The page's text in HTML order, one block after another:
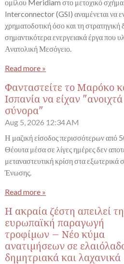
ομίλου Meridiam στο μετοχικό
Interconnector (GSI) αναμένεται να
χρηματοδοτική όσο και τη στρατηγική
σημαντικότερα ενεργειακά έργα που
Ανατολική Μεσόγειο.
Read more »
Φανταστείτε το Μαρόκο
Ισπανία να είχαν "ανοιχτά
σύνορα"
Aug 5, 2026 12:34 AM
Η μαζική είσοδος περισσότερων από
Θέουτα μέσα σε λίγες ημέρες δεν
μεταναστευτική κρίση στα
Ένωσης.
Read more »
Η ακραία ζέστη απειλεί
ευρωπαϊκή παραγωγή
τροφίμων – Νέο κύμα
ανατιμήσεων σε
δημητριακά και λαχανικά